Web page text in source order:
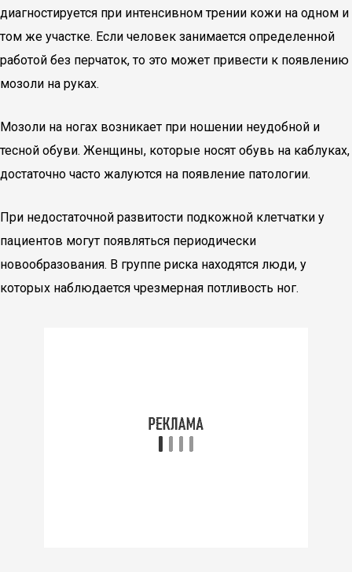
диагностируется при интенсивном трении кожи на одном и
том же участке. Если человек занимается определенной
работой без перчаток, то это может привести к появлению
мозоли на руках.
Мозоли на ногах возникает при ношении неудобной и
тесной обуви. Женщины, которые носят обувь на каблуках,
достаточно часто жалуются на появление патологии.
При недостаточной развитости подкожной клетчатки у
пациентов могут появляться периодически
новообразования. В группе риска находятся люди, у
которых наблюдается чрезмерная потливость ног.